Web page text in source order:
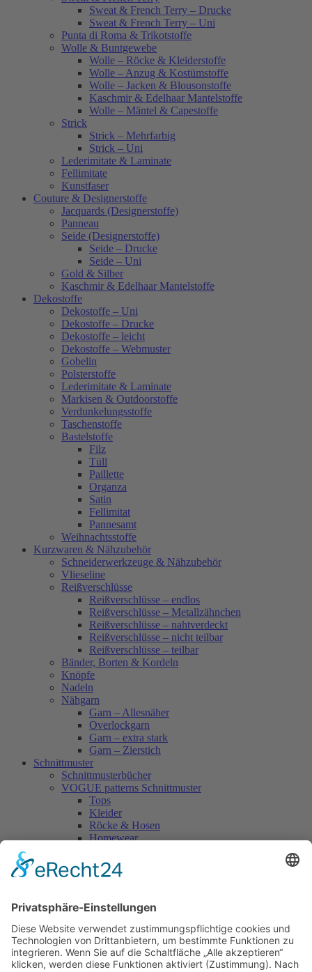
Sweat & French Terry – Drucke
Sweat & French Terry – Uni
Punta di Roma & Trikotstoffe
Wolle & Buntgewebe
Wolle – Röcke & Kleiderstoffe
Wolle – Anzug & Kostümstoffe
Wolle – Jacken & Blousonstoffe
Kaschmir & Edelhaar Mantelstoffe
Wolle – Mäntel & Capestoffe
Strick
Strick – Mehrfarbig
Strick – Uni
Lederimitate & Laminate
Fellimitate
Kunstfaser
Couture & Designerstoffe
Jacquards (Designerstoffe)
Panneau
Seide (Designerstoffe)
Seide – Drucke
Seide – Uni
Gold & Silber
Kaschmir & Edelhaar Mantelstoffe
Dekostoffe
Dekostoffe – Uni
Dekostoffe – Drucke
Dekostoffe – leicht
Dekostoffe – Webmuster
Gobelin
Polsterstoffe
Lederimitate & Laminate
Markisen & Outdoorstoffe
Verdunkelungsstoffe
Taschenstoffe
Bastelstoffe
Filz
Tüll
Paillette
Organza
Satin
Fellimitat
Pannesamt
Weihnachtsstoffe
Kurzwaren & Nähzubehör
Schneiderwerkzeuge & Nähzubehör
Vlieseline
Reißverschlüsse
Reißverschlüsse – endlos
Reißverschlüsse – Metallzähnchen
Reißverschlüsse – nahtverdeckt
Reißverschlüsse – nicht teilbar
Reißverschlüsse – teilbar
Bänder, Borten & Kordeln
Knöpfe
Nadeln
Nähgarn
Garn – Allesnäher
Overlockgarn
Garn – extra stark
Garn – Zierstich
Schnittmuster
Schnittmusterbücher
VOGUE patterns Schnittmuster
Tops
Kleider
Röcke & Hosen
Homewear
Vogue Vintage
Herren
Accessoires
Einzelschnittmuster Burda
Tops
Kleider
Röcke & Hosen
Homewear